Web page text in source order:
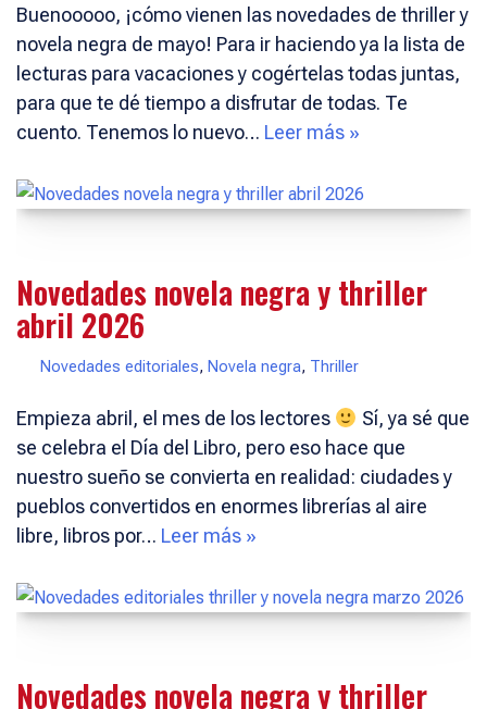
Buenooooo, ¡cómo vienen las novedades de thriller y
novela negra de mayo! Para ir haciendo ya la lista de
lecturas para vacaciones y cogértelas todas juntas,
para que te dé tiempo a disfrutar de todas. Te
cuento. Tenemos lo nuevo… Leer más »
Novedades novela negra y thriller
abril 2026
Novedades editoriales, Novela negra, Thriller
Empieza abril, el mes de los lectores
Sí, ya sé que
se celebra el Día del Libro, pero eso hace que
nuestro sueño se convierta en realidad: ciudades y
pueblos convertidos en enormes librerías al aire
libre, libros por… Leer más »
Novedades novela negra y thriller